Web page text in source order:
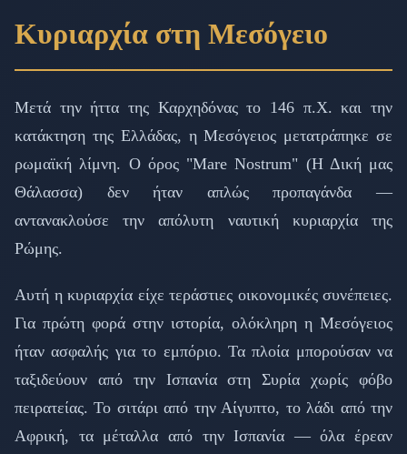
Κυριαρχία στη Μεσόγειο
Μετά την ήττα της Καρχηδόνας το 146 π.Χ. και την
κατάκτηση της Ελλάδας, η Μεσόγειος μετατράπηκε σε
ρωμαϊκή λίμνη. Ο όρος "Mare Nostrum" (Η Δική μας
Θάλασσα) δεν ήταν απλώς προπαγάνδα —
αντανακλούσε την απόλυτη ναυτική κυριαρχία της
Ρώμης.
Αυτή η κυριαρχία είχε τεράστιες οικονομικές συνέπειες.
Για πρώτη φορά στην ιστορία, ολόκληρη η Μεσόγειος
ήταν ασφαλής για το εμπόριο. Τα πλοία μπορούσαν να
ταξιδεύουν από την Ισπανία στη Συρία χωρίς φόβο
πειρατείας. Το σιτάρι από την Αίγυπτο, το λάδι από την
Αφρική, τα μέταλλα από την Ισπανία — όλα έρεαν